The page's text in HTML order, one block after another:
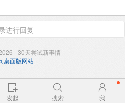
进行回复
- 30天尝试新事情
桌面版网站
发起 搜索 我